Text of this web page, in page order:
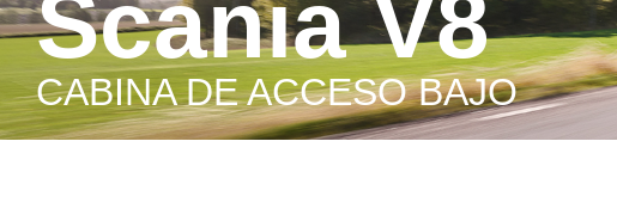
Scania V8
CABINA DE ACCESO BAJO